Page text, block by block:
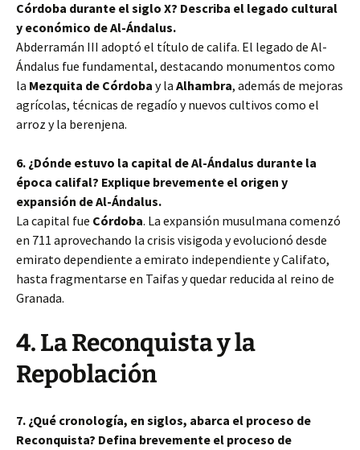
Córdoba durante el siglo X? Describa el legado cultural
y económico de Al-Ándalus.
Abderramán III adoptó el título de califa. El legado de Al-
Ándalus fue fundamental, destacando monumentos como
la Mezquita de Córdoba y la Alhambra, además de mejoras
agrícolas, técnicas de regadío y nuevos cultivos como el
arroz y la berenjena.
6. ¿Dónde estuvo la capital de Al-Ándalus durante la
época califal? Explique brevemente el origen y
expansión de Al-Ándalus.
La capital fue Córdoba. La expansión musulmana comenzó
en 711 aprovechando la crisis visigoda y evolucionó desde
emirato dependiente a emirato independiente y Califato,
hasta fragmentarse en Taifas y quedar reducida al reino de
Granada.
4. La Reconquista y la
Repoblación
7. ¿Qué cronología, en siglos, abarca el proceso de
Reconquista? Defina brevemente el proceso de